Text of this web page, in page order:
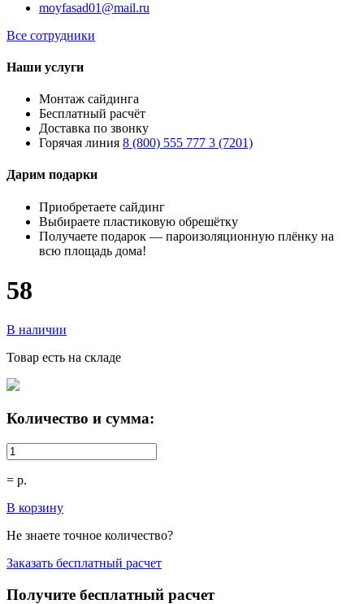
moyfasad01@mail.ru
Все сотрудники
Наши услуги
Монтаж сайдинга
Бесплатный расчёт
Доставка по звонку
Горячая линия 8 (800) 555 777 3 (7201)
Дарим подарки
Приобретаете сайдинг
Выбираете пластиковую обрешётку
Получаете подарок — пароизоляционную плёнку на
всю площадь дома!
58
В наличии
Товар есть на складе
Количество и сумма:
= р.
В корзину
Не знаете точное количество?
Заказать бесплатный расчет
Получите бесплатный расчет